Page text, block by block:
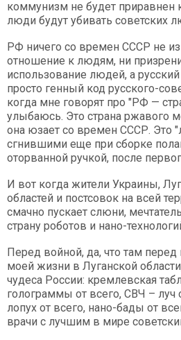
коммунизм не будет приравнен
люди будут убивать советских
РФ ничего со времен СССР не
отношение к людям, ни
использование людей, а
просто генный код русского-
когда мне говорят про "РФ —
улыбаюсь. Это страна ржавого
она юзает со времен СССР. Это
сгнившими еще при сборке
оторванной ручкой, после
И вот когда жители Украины,
областей и постсовок на всей
смачно пускает слюни,
страну роботов и нано-
Перед войной, да, что там
моей жизни в Луганской
чудеса России: кремлевская
голограммы от всего, СВЧ – луч
лопух от всего, нано-бады от
врачи с лучшим в мире